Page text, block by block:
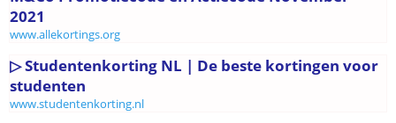
2021
www.allekortings.org
▷ Studentenkorting NL | De beste kortingen voor
studenten
www.studentenkorting.nl